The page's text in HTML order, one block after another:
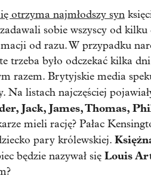
otrzyma najmłodszy syn
sobie wszyscy od
od razu. W przypadku
trzeba było odczekać kilka
razem. Brytyjskie media
Na listach najczęściej
Jack, James, Thomas,
mieli rację? Pałac
pary królewskiej.
będzie nazywał się Louis